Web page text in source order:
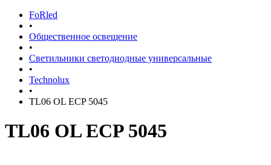
FoRled
•
Общественное освещение
•
Светильники светодиодные универсальные
•
Technolux
•
TL06 OL ECP 5045
TL06 OL ECP 5045